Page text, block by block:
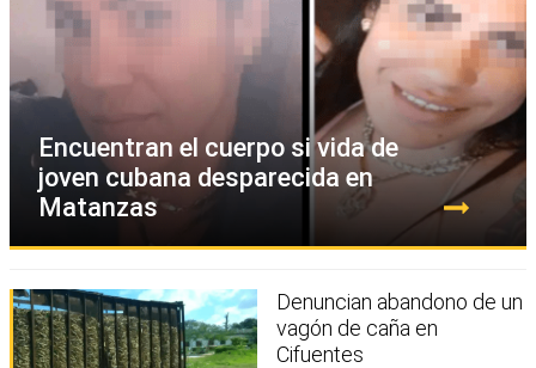
Encuentran el cuerpo si vida de
joven cubana desparecida en
Matanzas
Denuncian abandono de un
vagón de caña en
Cifuentes